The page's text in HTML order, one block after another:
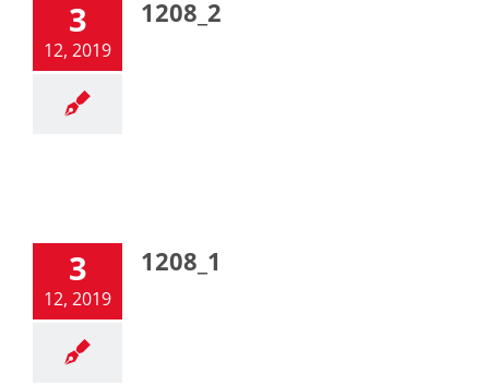
3
12, 2019
1208_2
3
12, 2019
1208_1